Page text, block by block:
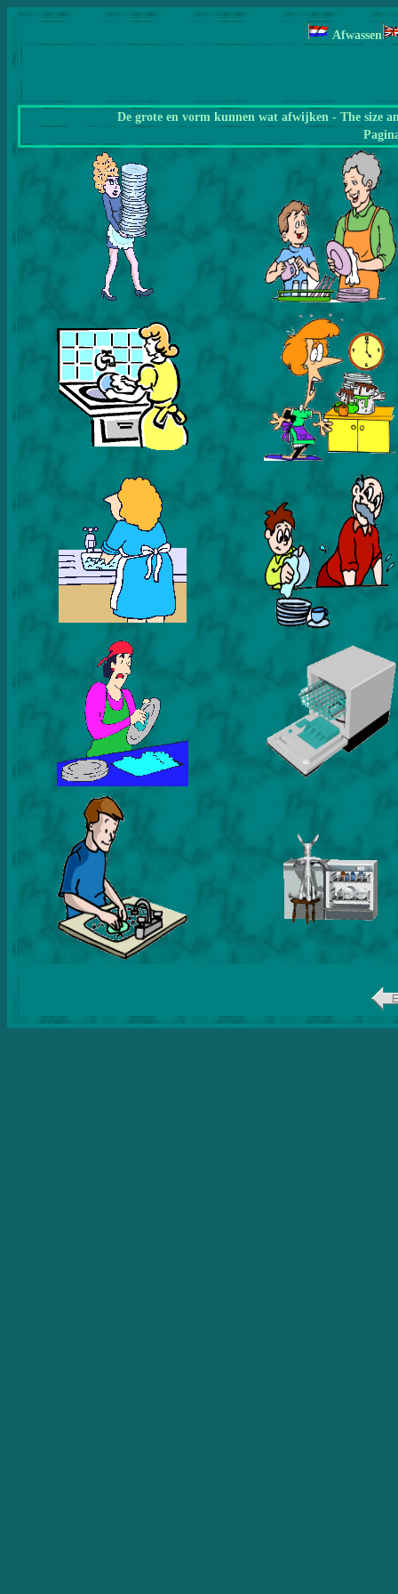
Afwassen
De grote en vorm kunnen wat afwijken - The size